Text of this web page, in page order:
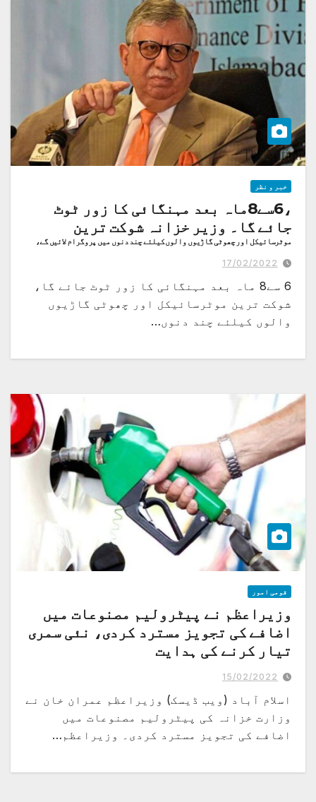
خبر و نظر
،6سے8ماہ بعد مہنگائی کا زور ٹوٹ
جائے گا۔ وزیر خزانہ شوکت ترین
موٹرسائیکل اور چھوٹی گاڑیوں والوں کیلئے چند دنوں میں پروگرام لائیں گے،
17/02/2022
6 سے8 ماہ بعد مہنگائی کا زور ٹوٹ جائے گا،
شوکت ترین موٹرسائیکل اور چھوٹی گاڑیوں
والوں کیلئے چند دنوں…
قومی امور
وزیراعظم نے پیٹرولیم مصنوعات میں
اضافے کی تجویز مسترد کردی، نئی سمری
تیار کرنے کی ہدایت
15/02/2022
اسلام آباد (ویب ڈیسک) وزیراعظم عمران خان نے
وزارت خزانہ کی پیٹرولیم مصنوعات میں
اضافے کی تجویز مسترد کردی۔ وزیراعظم…